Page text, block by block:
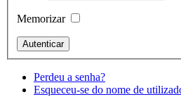
Memorizar
Perdeu a senha?
Esqueceu-se do nome de